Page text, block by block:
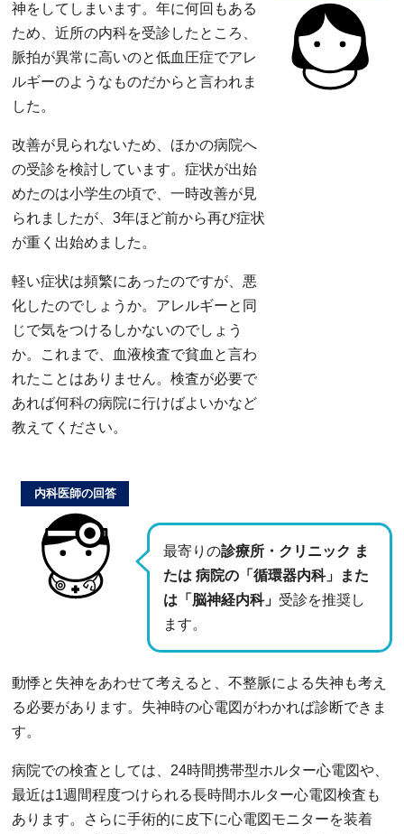
神をしてしまいます。年に何回もある
ため、近所の内科を受診したところ、
脈拍が異常に高いのと低血圧症でアレ
ルギーのようなものだからと言われま
した。
改善が見られないため、ほかの病院へ
の受診を検討しています。症状が出始
めたのは小学生の頃で、一時改善が見
られましたが、3年ほど前から再び症状
が重く出始めました。
軽い症状は頻繁にあったのですが、悪
化したのでしょうか。アレルギーと同
じで気をつけるしかないのでしょう
か。これまで、血液検査で貧血と言わ
れたことはありません。検査が必要で
あれば何科の病院に行けばよいかなど
教えてください。
最寄りの診療所・クリニック ま
たは 病院の「循環器内科」また
は「脳神経内科」 受診を推奨し
ます。
内科医師の回答
動悸と失神をあわせて考えると、不整脈による失神も考え
る必要があります。失神時の心電図がわかれば診断できま
す。
病院での検査としては、24時間携帯型ホルター心電図や、
最近は1週間程度つけられる長時間ホルター心電図検査も
あります。さらに手術的に皮下に心電図モニターを装着